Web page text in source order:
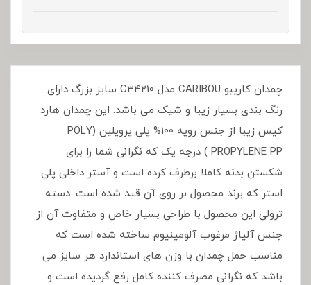
چمدان کاریبو CARIBOU مدل C34210 سایز بزرگ دارای
رنگ بندی بسیار زیبا و شیک می باشد. این چمدان هارد
کیس زیبا از جنس رویه 100% پلی پروپلین (POLY
PROPYLENE PP ) درجه یک که نگرانی شما را برای
شکستن بدنه کاملا برطرف کرده است و آستر داخلی پلی
استر که برند محصول بر روی آن قید شده است. دسته
ترولی این محصول با طراحی بسیار خاص و متفاوت آن از
جنس آلیاژ مرغوب آلومینیوم ساخته شده است که
مناسب حمل چمدان با وزن های استاندارد هر سایز می
باشد که نگرانی مصرف کننده کامل رفع گردیده است و